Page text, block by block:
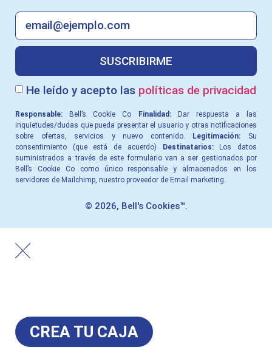
He leído y acepto las políticas de privacidad
SUSCRIBIRME
Responsable: Bell’s Cookie Co Finalidad:Dar respuesta a las
inquietudes/dudas que pueda presentar el usuario y otras notiﬁcaciones
sobre ofertas, servicios y nuevo contenido. Legitimación: Su
consentimiento (que está de acuerdo) Destinatarios:Los datos
suministrados a través de este formulario van a ser gestionados por
Bell’s Cookie Co como único responsable y almacenados en los
servidores de Mailchimp, nuestro proveedor de Email marketing.
© 2026, Bell's Cookies™.
CREA TU CAJA